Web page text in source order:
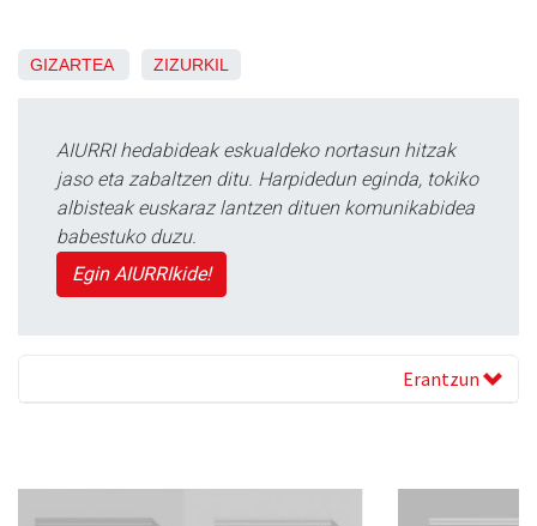
GIZARTEA ZIZURKIL
AIURRI hedabideak eskualdeko nortasun hitzak
jaso eta zabaltzen ditu. Harpidedun eginda, tokiko
albisteak euskaraz lantzen dituen komunikabidea
babestuko duzu.
Egin AIURRIkide!
Erantzun